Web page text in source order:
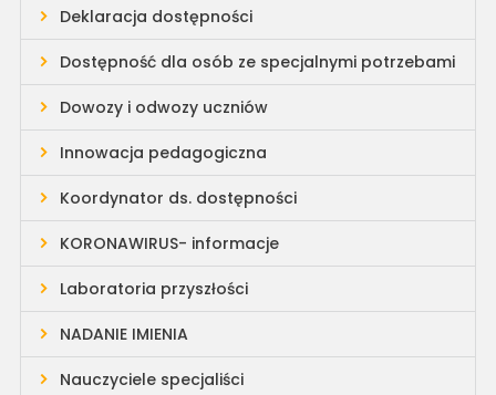
Deklaracja dostępności
Dostępność dla osób ze specjalnymi potrzebami
Dowozy i odwozy uczniów
Innowacja pedagogiczna
Koordynator ds. dostępności
KORONAWIRUS- informacje
Laboratoria przyszłości
NADANIE IMIENIA
Nauczyciele specjaliści